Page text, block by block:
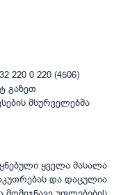
220 0 220 (4506)
გაზეთ
მსურველებმა
ყველა მასალა
და დაცულია